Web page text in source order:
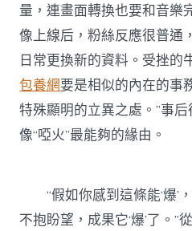
量，連畫面轉換也要和音樂
像上線后，粉絲反應很普通
日常更換新的資料。受挫的
包養網要是相似的內在的事
特殊顯明的立異之處。”事
像“啞火”最能夠的緣由。
“假如你感到這條能‘爆’
不抱盼望，成果它‘爆’了。”